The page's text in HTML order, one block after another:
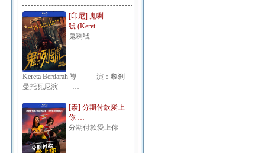
[印尼] 鬼咧
號 (Keret…
鬼咧號
Kereta Berdarah 導 演：黎刹
曼托瓦尼演 …
[泰] 分期付款愛上
你 …
分期付款愛上你